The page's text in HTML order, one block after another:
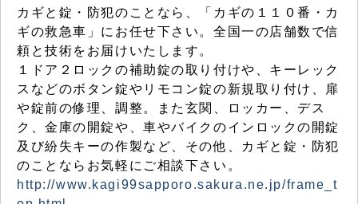
カギと錠・防犯のことなら、「カギの１１０番・カ
ギの救急車」にお任せ下さい。全国一の店舗数で信
頼と技術をお届けいたします。
１ドア２ロックの補助錠の取り付けや、キーレック
スなどのボタン錠やリモコン錠の新規取り付け、扉
や錠前の修理、調整。また玄関、ロッカー、デス
ク、金庫の開錠や、車やバイクのインロックの開錠
及び紛失キーの作製など、その他、カギと錠・防犯
のことならお気軽にご相談下さい。
http://www.kagi99sapporo.sakura.ne.jp/frame_t